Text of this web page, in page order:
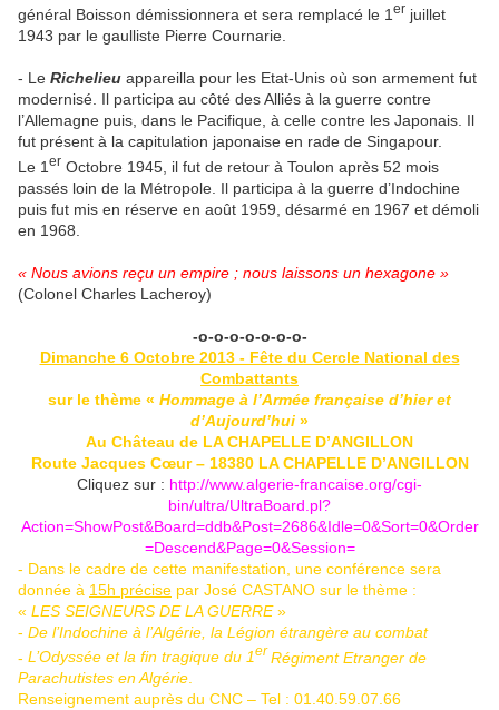
général Boisson démissionnera et sera remplacé le 1 er juillet
1943 par le gaulliste Pierre Cournarie.
- Le Richelieu appareilla pour les Etat-Unis où son armement fut
modernisé. Il participa au côté des Alliés à la guerre contre
l’Allemagne puis, dans le Pacifique, à celle contre les Japonais. Il
fut présent à la capitulation japonaise en rade de Singapour.
Le 1 er Octobre 1945, il fut de retour à Toulon après 52 mois
passés loin de la Métropole. Il participa à la guerre d’Indochine
puis fut mis en réserve en août 1959, désarmé en 1967 et démoli
en 1968.
« Nous avions reçu un empire ; nous laissons un hexagone »
(Colonel Charles Lacheroy)
-o-o-o-o-o-o-o-
Dimanche 6 Octobre 2013 - Fête du Cercle National des
Combattants
sur le thème « Hommage à l’Armée française d’hier et
d’Aujourd’hui »
Au Château de LA CHAPELLE D’ANGILLON
Route Jacques Cœur – 18380 LA CHAPELLE D’ANGILLON
Cliquez sur : http://www.algerie-francaise.org/cgi-
bin/ultra/UltraBoard.pl?
Action=ShowPost&Board=ddb&Post=2686&Idle=0&Sort=0&Order
=Descend&Page=0&Session=
- Dans le cadre de cette manifestation, une conférence sera
donnée à 15h précise par José CASTANO sur le thème :
« LES SEIGNEURS DE LA GUERRE»
- De l’Indochine à l’Algérie, la Légion étrangère au combat
- L’Odyssée et la fin tragique du 1erRégiment Etranger de
Parachutistes en Algérie.
Renseignement auprès du CNC – Tel : 01.40.59.07.66